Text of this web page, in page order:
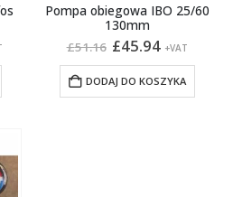
Pompa obiegowa IBO 25/60
130mm
£51.16 Pierwotna
cena
wynosiła:
£51.16.
£45.94Aktualna
cena
wynosi:
£45.94.
+VAT
DODAJ DO KOSZYKA